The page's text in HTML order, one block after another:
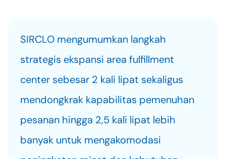
SIRCLO mengumumkan langkah
strategis ekspansi area fulfillment
center sebesar 2 kali lipat sekaligus
mendongkrak kapabilitas pemenuhan
pesanan hingga 2,5 kali lipat lebih
banyak untuk mengakomodasi